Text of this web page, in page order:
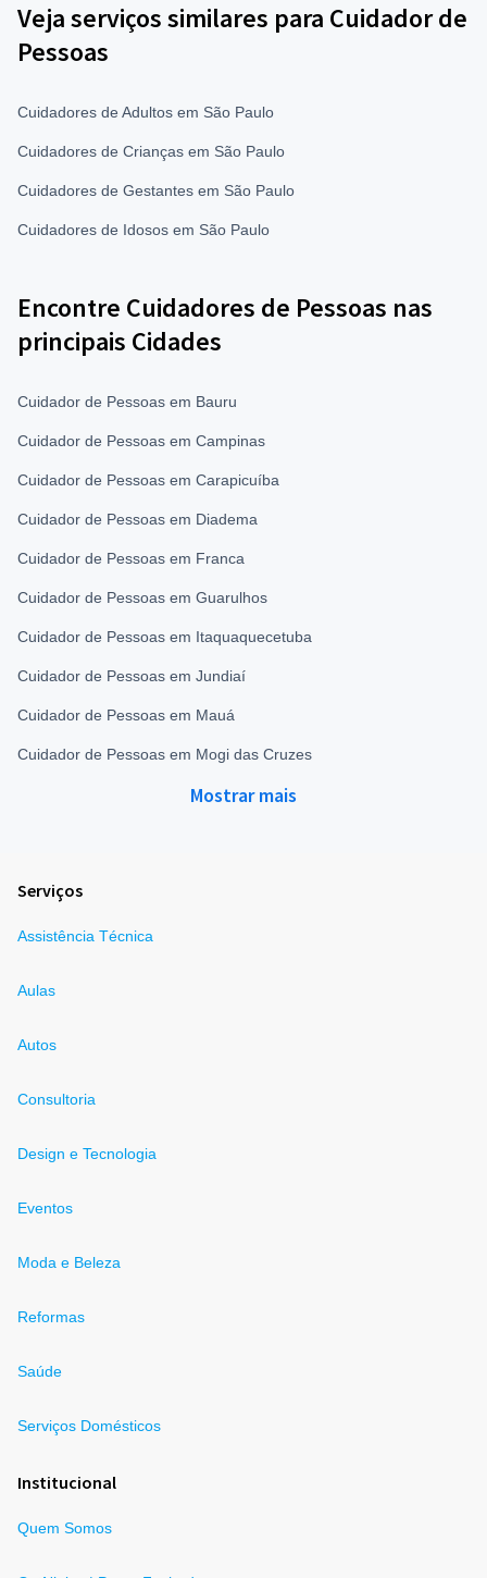
Veja serviços similares para Cuidador de
Pessoas
Cuidadores de Adultos em São Paulo
Cuidadores de Crianças em São Paulo
Cuidadores de Gestantes em São Paulo
Cuidadores de Idosos em São Paulo
Encontre Cuidadores de Pessoas nas
principais Cidades
Cuidador de Pessoas em Bauru
Cuidador de Pessoas em Campinas
Cuidador de Pessoas em Carapicuíba
Cuidador de Pessoas em Diadema
Cuidador de Pessoas em Franca
Cuidador de Pessoas em Guarulhos
Cuidador de Pessoas em Itaquaquecetuba
Cuidador de Pessoas em Jundiaí
Cuidador de Pessoas em Mauá
Cuidador de Pessoas em Mogi das Cruzes
Mostrar mais
Serviços
Assistência Técnica
Aulas
Autos
Consultoria
Design e Tecnologia
Eventos
Moda e Beleza
Reformas
Saúde
Serviços Domésticos
Institucional
Quem Somos